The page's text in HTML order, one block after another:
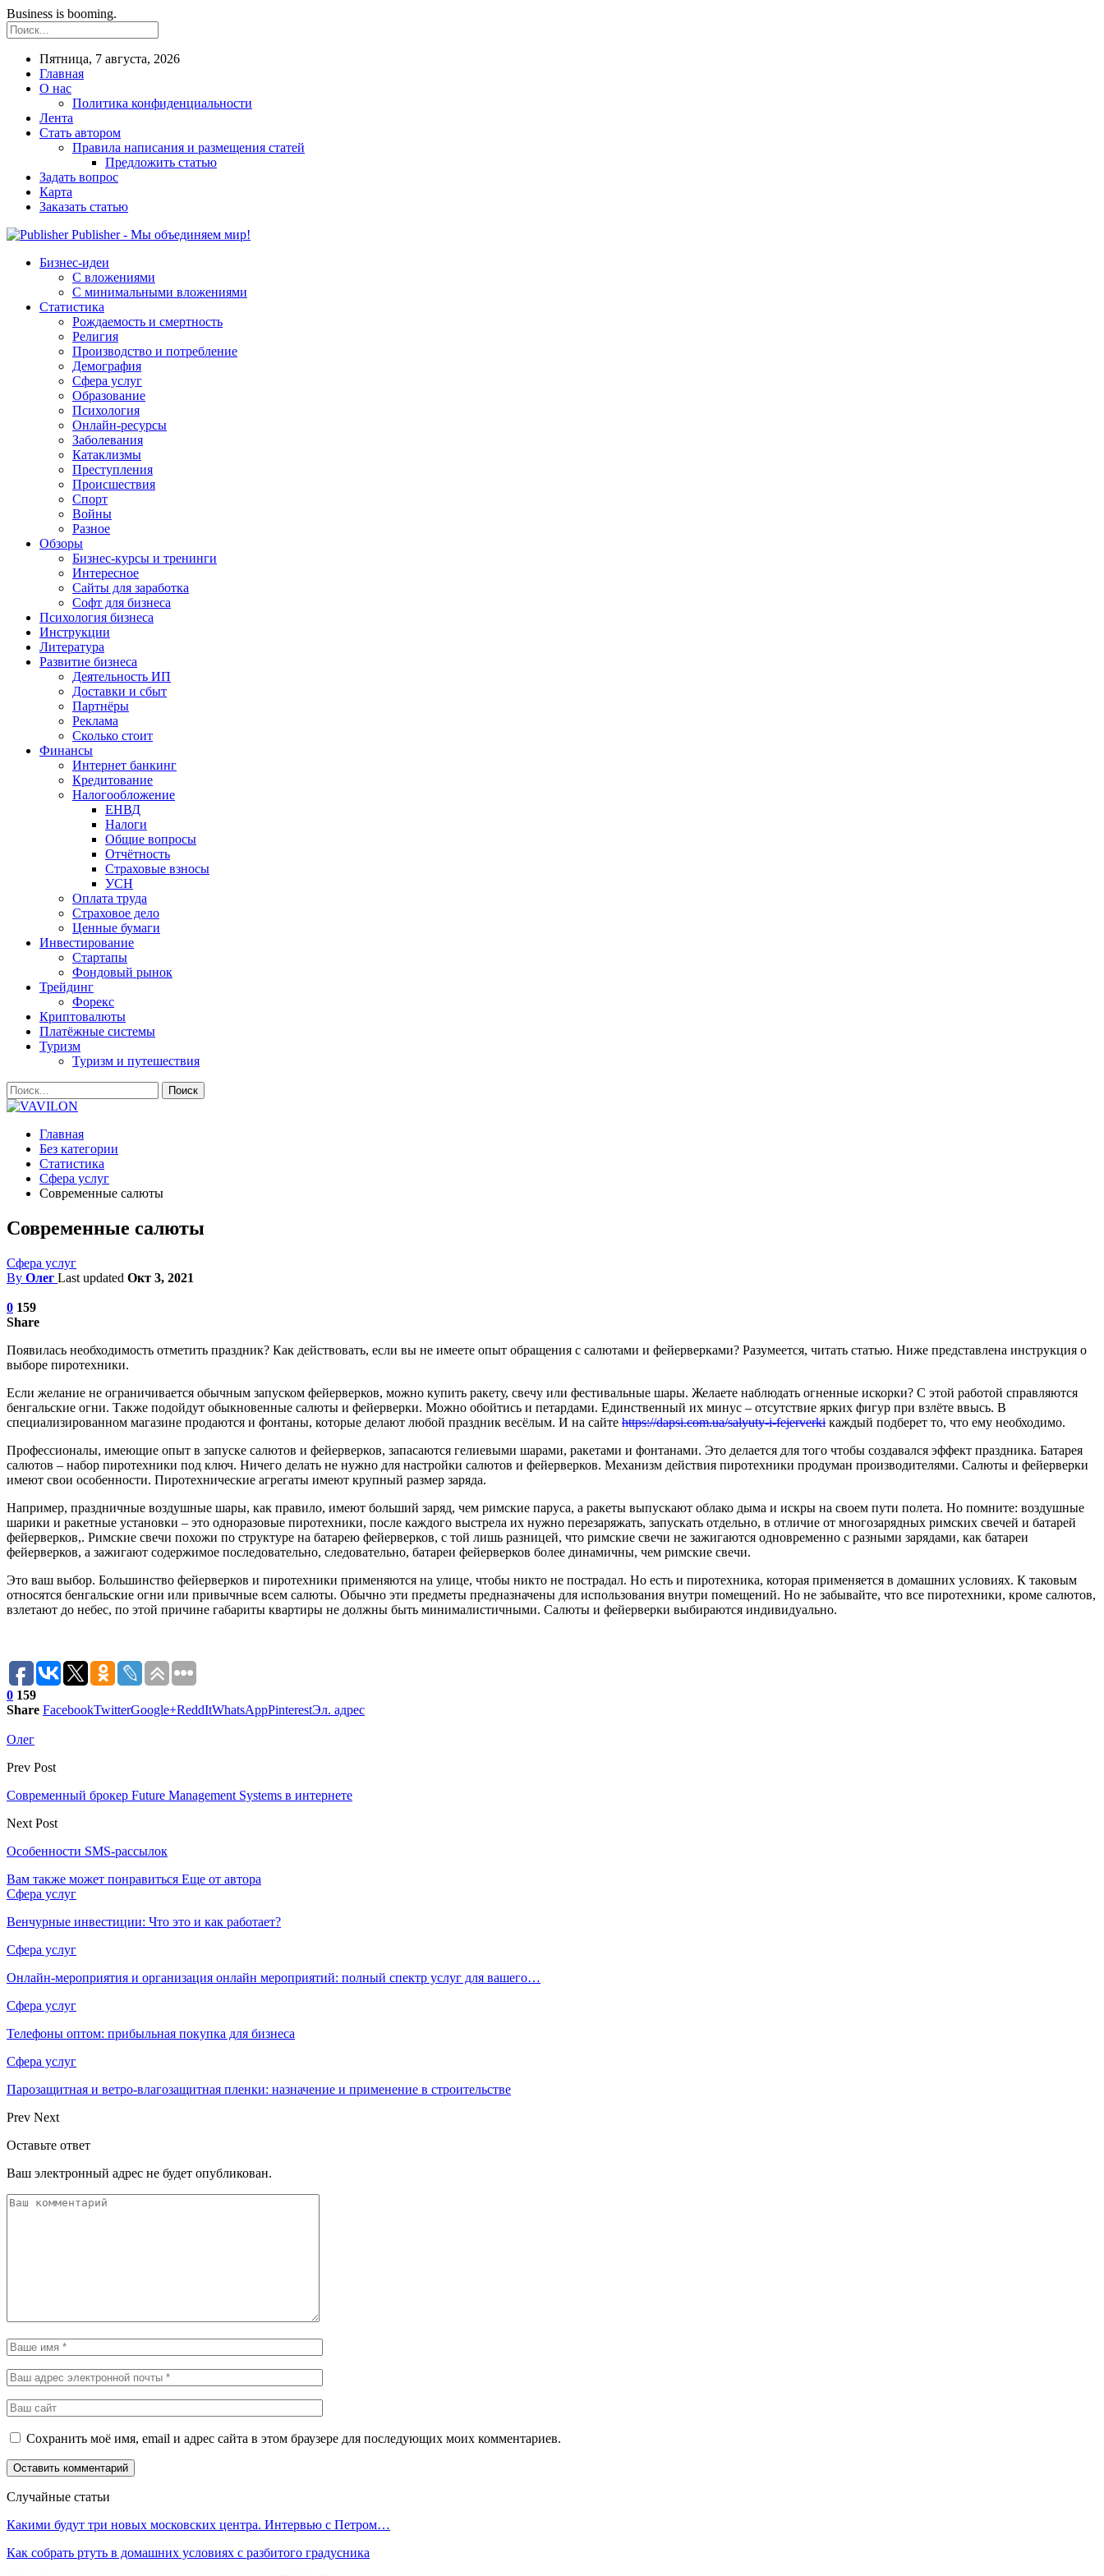
Business is booming.
Пятница, 7 августа, 2026
Главная
О нас
Политика конфиденциальности
Лента
Стать автором
Правила написания и размещения статей
Предложить статью
Задать вопрос
Карта
Заказать статью
Publisher - Мы объединяем мир!
Бизнес-идеи
С вложениями
С минимальными вложениями
Статистика
Рождаемость и смертность
Религия
Производство и потребление
Демография
Сфера услуг
Образование
Психология
Онлайн-ресурсы
Заболевания
Катаклизмы
Преступления
Происшествия
Спорт
Войны
Разное
Обзоры
Бизнес-курсы и тренинги
Интересное
Сайты для заработка
Софт для бизнеса
Психология бизнеса
Инструкции
Литература
Развитие бизнеса
Деятельность ИП
Доставки и сбыт
Партнёры
Реклама
Сколько стоит
Финансы
Интернет банкинг
Кредитование
Налогообложение
ЕНВД
Налоги
Общие вопросы
Отчётность
Страховые взносы
УСН
Оплата труда
Страховое дело
Ценные бумаги
Инвестирование
Стартапы
Фондовый рынок
Трейдинг
Форекс
Криптовалюты
Платёжные системы
Туризм
Туризм и путешествия
Главная
Без категории
Статистика
Сфера услуг
Современные салюты
Современные салюты
Сфера услуг
By Олег Last updated Окт 3, 2021
0 159
Share
Появилась необходимость отметить праздник? Как действовать, если вы не имеете опыт обращения с салютами и фейерверками? Разумеется, читать статью. Ниже представлена инструкция о
выборе пиротехники.
Если желание не ограничивается обычным запуском фейерверков, можно купить ракету, свечу или фестивальные шары. Желаете наблюдать огненные искорки? С этой работой справляются
бенгальские огни. Также подойдут обыкновенные салюты и фейерверки. Можно обойтись и петардами. Единственный их минус – отсутствие ярких фигур при взлёте ввысь. В
специализированном магазине продаются и фонтаны, которые делают любой праздник весёлым. И на сайте https://dapsi.com.ua/salyuty-i-fejerverki каждый подберет то, что ему необходимо.
Профессионалы, имеющие опыт в запуске салютов и фейерверков, запасаются гелиевыми шарами, ракетами и фонтанами. Это делается для того чтобы создавался эффект праздника. Батарея
салютов – набор пиротехники под ключ. Ничего делать не нужно для настройки салютов и фейерверков. Механизм действия пиротехники продуман производителями. Салюты и фейерверки
имеют свои особенности. Пиротехнические агрегаты имеют крупный размер заряда.
Например, праздничные воздушные шары, как правило, имеют больший заряд, чем римские паруса, а ракеты выпускают облако дыма и искры на своем пути полета. Но помните: воздушные
шарики и ракетные установки – это одноразовые пиротехники, после каждого выстрела их нужно перезаряжать, запускать отдельно, в отличие от многозарядных римских свечей и батарей
фейерверков,. Римские свечи похожи по структуре на батарею фейерверков, с той лишь разницей, что римские свечи не зажигаются одновременно с разными зарядами, как батареи
фейерверков, а зажигают содержимое последовательно, следовательно, батареи фейерверков более динамичны, чем римские свечи.
Это ваш выбор. Большинство фейерверков и пиротехники применяются на улице, чтобы никто не пострадал. Но есть и пиротехника, которая применяется в домашних условиях. К таковым
относятся бенгальские огни или привычные всем салюты. Обычно эти предметы предназначены для использования внутри помещений. Но не забывайте, что все пиротехники, кроме салютов,
взлетают до небес, по этой причине габариты квартиры не должны быть минималистичными. Салюты и фейерверки выбираются индивидуально.
0 159
Share FacebookTwitterGoogle+ReddItWhatsAppPinterestЭл. адрес
Олег
Prev Post
Современный брокер Future Management Systems в интернете
Next Post
Особенности SMS-рассылок
Вам также может понравиться Еще от автора
Сфера услуг
Венчурные инвестиции: Что это и как работает?
Сфера услуг
Онлайн-мероприятия и организация онлайн мероприятий: полный спектр услуг для вашего…
Сфера услуг
Телефоны оптом: прибыльная покупка для бизнеса
Сфера услуг
Парозащитная и ветро-влагозащитная пленки: назначение и применение в строительстве
Prev Next
Оставьте ответ
Ваш электронный адрес не будет опубликован.
Сохранить моё имя, email и адрес сайта в этом браузере для последующих моих комментариев.
Случайные статьи
Какими будут три новых московских центра. Интервью с Петром…
Как собрать ртуть в домашних условиях с разбитого градусника